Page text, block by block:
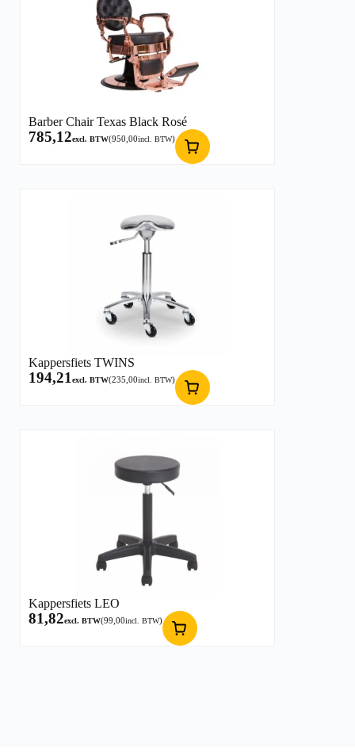
Barber Chair Texas Black Rosé
785,12excl. BTW(950,00incl. BTW)
Kappersfiets TWINS
194,21excl. BTW(235,00incl. BTW)
Kappersfiets LEO
81,82excl. BTW(99,00incl. BTW)